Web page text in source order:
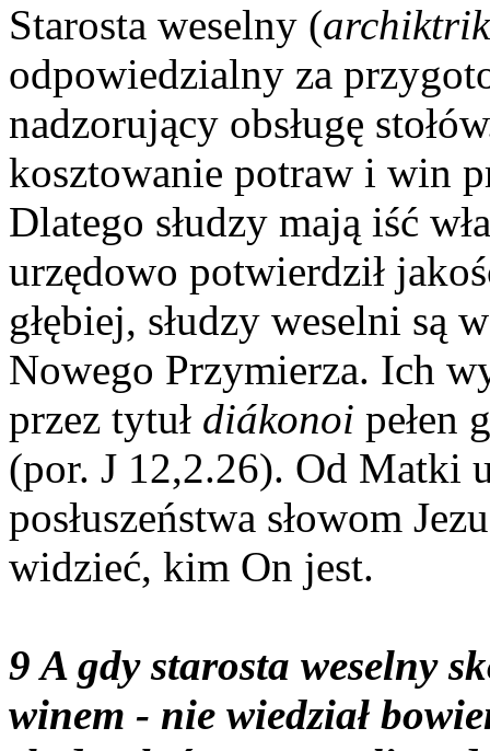
Starosta weselny (
odpowiedzialny za
nadzorujący obsługę
kosztowanie potraw i win
Dlatego słudzy mają iść
urzędowo potwierdził
głębiej, słudzy weselni są
Nowego Przymierza. Ich
przez tytuł diákonoi pełen
(por. J 12,2.26). Od Matki
posłuszeństwa słowom
widzieć, kim On jest.
9 A gdy starosta weselny
winem - nie wiedział